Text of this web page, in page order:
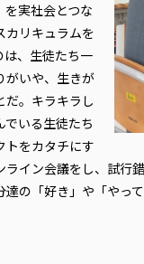
実社会とつな
カリキュラムを
は、生徒たち一
がいや、生きが
だ。キラキラし
いる生徒たち
トをカタチにす
イン会議をし、試行
の「好き」や「やっ